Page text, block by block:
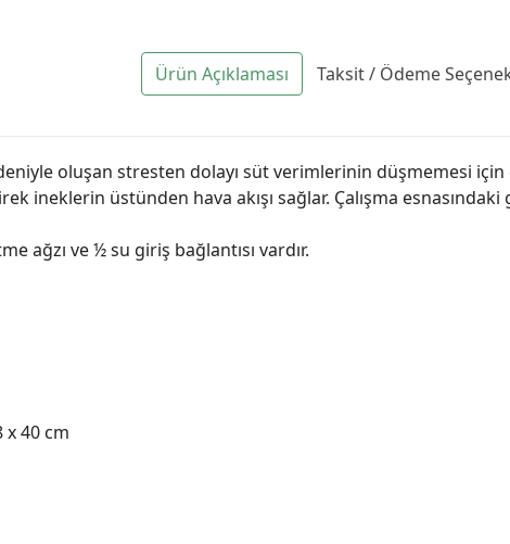
Ürün Açıklaması Taksit / Ödeme
oluşan stresten dolayı süt verimlerinin düşmemesi
ineklerin üstünden hava akışı sağlar. Çalışma esnasındaki
ağzı ve ½ su giriş bağlantısı vardır.
x 40 cm